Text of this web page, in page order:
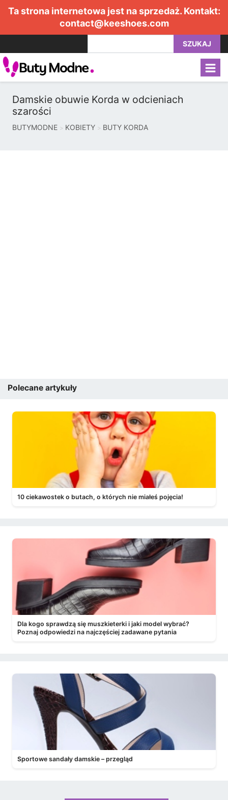
Ta strona internetowa jest na sprzedaż. Kontakt:
contact@keeshoes.com
SZUKAJ
Damskie obuwie Korda w odcieniach
szarości
BUTYMODNE KOBIETY BUTY KORDA
Polecane artykuły
10 ciekawostek o butach, o których nie miałeś pojęcia!
Dla kogo sprawdzą się muszkieterki i jaki model wybrać?
Poznaj odpowiedzi na najczęściej zadawane pytania
Sportowe sandały damskie – przegląd